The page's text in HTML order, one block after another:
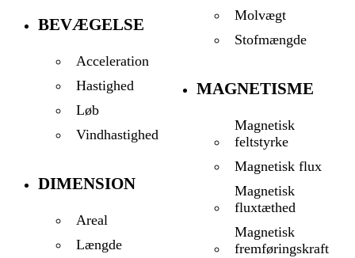
BEVÆGELSE
Acceleration
Hastighed
Løb
Vindhastighed
DIMENSION
Areal
Længde
Molvægt
Stofmængde
MAGNETISME
Magnetisk
feltstyrke
Magnetisk flux
Magnetisk
fluxtæthed
Magnetisk
fremføringskraft